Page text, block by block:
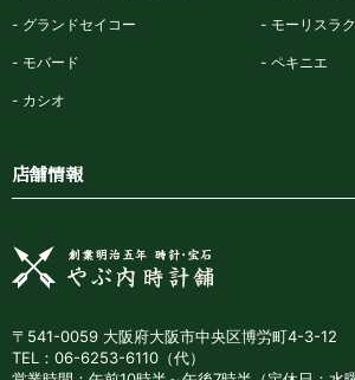
グランドセイコー モーリスラ
モバード ペキニエ
カシオ
店舗情報
〒541-0059 大阪府大阪市中央区博労町4-3-12
TEL：06-6253-6110（代）